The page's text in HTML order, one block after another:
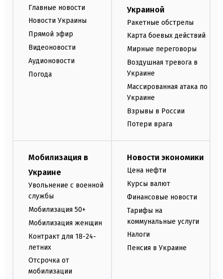
Главные новости
Новости Украины
Прямой эфир
Видеоновости
Аудионовости
Погода
Украиной
Ракетные обстрелы
Карта боевых действий
Мирные переговоры
Воздушная тревога в
Украине
Массированная атака по
Украине
Взрывы в России
Потери врага
Мобилизация в
Украине
Увольнение с военной
службы
Мобилизация 50+
Мобилизация женщин
Контракт для 18-24-
летних
Отсрочка от
мобилизации
Новости экономики
Цена нефти
Курсы валют
Финансовые новости
Тарифы на
коммунальные услуги
Налоги
Пенсия в Украине